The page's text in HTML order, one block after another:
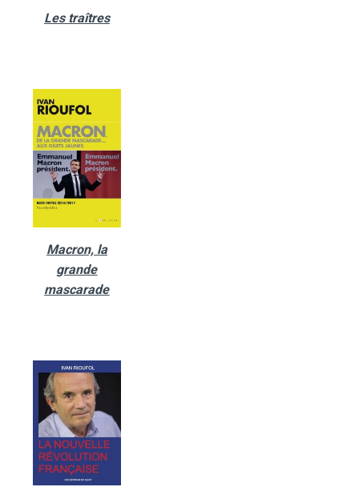
Les traîtres
Macron, la
grande
mascarade